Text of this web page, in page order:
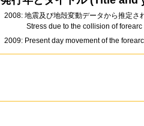
2008: 地震及び地殻変動データから推定
Stress due to the collision of
2009: Present day movement of the